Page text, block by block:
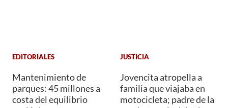
EDITORIALES
Mantenimiento de
parques: 45 millones a
costa del equilibrio
JUSTICIA
Jovencita atropella a
familia que viajaba en
motocicleta; padre de la